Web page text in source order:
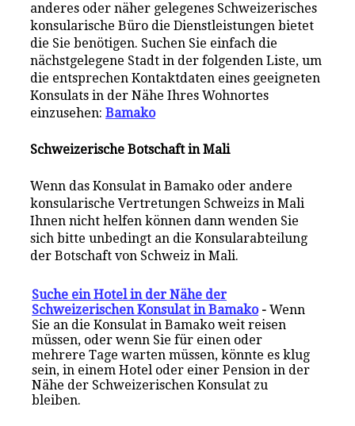
anderes oder näher gelegenes Schweizerisches
konsularische Büro die Dienstleistungen bietet
die Sie benötigen. Suchen Sie einfach die
nächstgelegene Stadt in der folgenden Liste, um
die entsprechen Kontaktdaten eines geeigneten
Konsulats in der Nähe Ihres Wohnortes
einzusehen:Bamako
Schweizerische Botschaft in Mali
Wenn das Konsulat in Bamako oder andere
konsularische Vertretungen Schweizs in Mali
Ihnen nicht helfen können dann wenden Sie
sich bitte unbedingt an die Konsularabteilung
der Botschaft von Schweiz in Mali.
Suche ein Hotel in der Nähe der
Schweizerischen Konsulat in Bamako-Wenn
Sie an die Konsulat in Bamako weit reisen
müssen, oder wenn Sie für einen oder
mehrere Tage warten müssen, könnte es klug
sein, in einem Hotel oder einer Pension in der
Nähe der Schweizerischen Konsulat zu
bleiben.